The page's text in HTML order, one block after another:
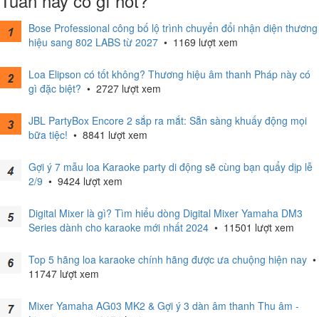
Bose Professional công bố lộ trình chuyển đổi nhận diện thương
hiệu sang 802 LABS từ 2027 • 1169 lượt xem
Loa Elipson có tốt không? Thương hiệu âm thanh Pháp này có
gì đặc biệt? • 2727 lượt xem
JBL PartyBox Encore 2 sắp ra mắt: Sẵn sàng khuấy động mọi
bữa tiệc! • 8841 lượt xem
Gợi ý 7 mẫu loa Karaoke party di động sẽ cùng bạn quẩy dịp lễ
2/9 • 9424 lượt xem
Digital Mixer là gì? Tìm hiểu dòng Digital Mixer Yamaha DM3
Series dành cho karaoke mới nhất 2024 • 11501 lượt xem
Top 5 hãng loa karaoke chính hãng được ưa chuộng hiện nay •
11747 lượt xem
Mixer Yamaha AG03 MK2 & Gợi ý 3 dàn âm thanh Thu âm -